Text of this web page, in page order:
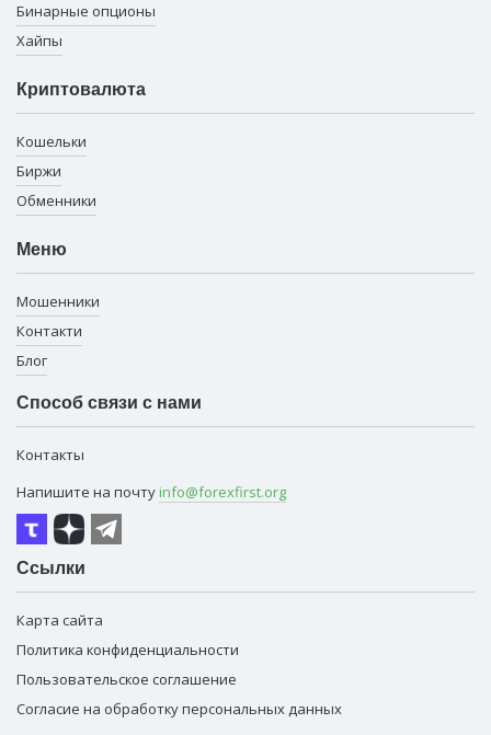
Бинарные опционы
Хайпы
Криптовалюта
Кошельки
Биржи
Обменники
Меню
Мошенники
Контакти
Блог
Способ связи с нами
Контакты
Напишите на почту info@forexfirst.org
Ссылки
Карта сайта
Политика конфиденциальности
Пользовательское соглашение
Согласие на обработку персональных данных